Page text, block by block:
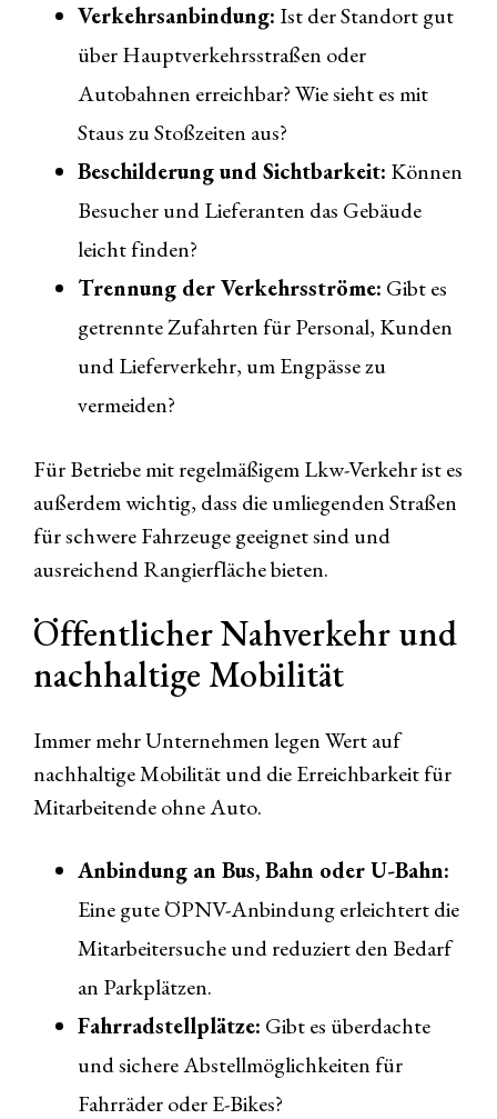
Verkehrsanbindung: Ist der Standort gut
über Hauptverkehrsstraßen oder
Autobahnen erreichbar? Wie sieht es mit
Staus zu Stoßzeiten aus?
Beschilderung und Sichtbarkeit: Können
Besucher und Lieferanten das Gebäude
leicht finden?
Trennung der Verkehrsströme: Gibt es
getrennte Zufahrten für Personal, Kunden
und Lieferverkehr, um Engpässe zu
vermeiden?
Für Betriebe mit regelmäßigem Lkw-Verkehr ist es
außerdem wichtig, dass die umliegenden Straßen
für schwere Fahrzeuge geeignet sind und
ausreichend Rangierfläche bieten.
Öffentlicher Nahverkehr und
nachhaltige Mobilität
Immer mehr Unternehmen legen Wert auf
nachhaltige Mobilität und die Erreichbarkeit für
Mitarbeitende ohne Auto.
Anbindung an Bus, Bahn oder U-Bahn:
Eine gute ÖPNV-Anbindung erleichtert die
Mitarbeitersuche und reduziert den Bedarf
an Parkplätzen.
Fahrradstellplätze: Gibt es überdachte
und sichere Abstellmöglichkeiten für
Fahrräder oder E-Bikes?